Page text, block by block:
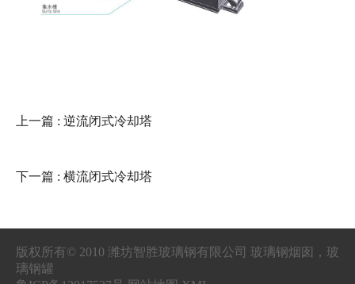
上一篇 : 逆流闭式冷却塔
下一篇 : 横流闭式冷却塔
版权所有© 2010 潍坊智胜玻璃钢有限公司 玻璃钢烟囱，玻
璃钢罐